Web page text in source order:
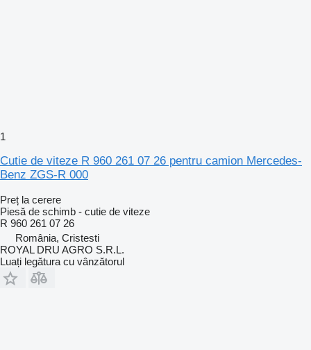
1
Cutie de viteze R 960 261 07 26 pentru camion Mercedes-
Benz ZGS-R 000
Preț la cerere
Piesă de schimb - cutie de viteze
R 960 261 07 26
România, Cristesti
ROYAL DRU AGRO S.R.L.
Luați legătura cu vânzătorul